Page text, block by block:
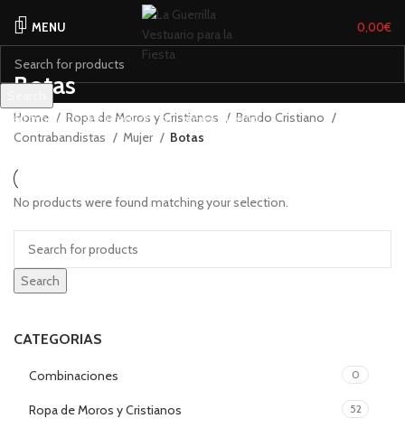
MENU 0,00€
Botas
CATEGORIAS
Combinaciones 0
Ropa de Moros y Cristianos 52
Home Ropa de Moros y Cristianos
Bando Cristiano
Contrabandistas
Mujer Botas
No products were found matching your selection.
Search
Start typing to see products you are looking for.